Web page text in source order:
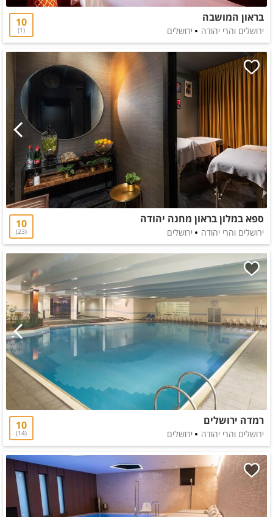
בראון המושבה
ירושלים והרי יהודה ירושלים
10
1
ספא במלון בראון מחנה יהודה
ירושלים והרי יהודה ירושלים
10
23
רמדה ירושלים
ירושלים והרי יהודה ירושלים
10
14